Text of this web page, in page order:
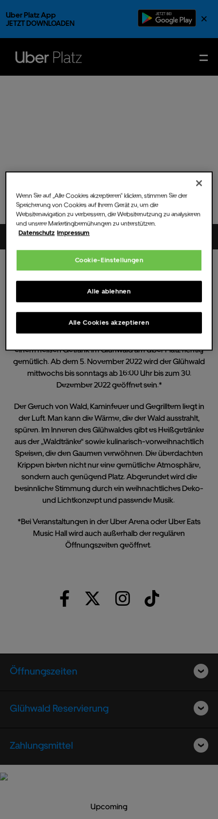
×
Uber Platz App
JETZT DOWNLOADEN
Mi.14.Dez.2022- Einlass
Uber Platz
2022
Berliner Glühwald
einem heißen Getränk im Glühwald am Uber Platz richtig
gemütlich. Ab dem 5. November 2022 wird der Glühwald
mittwochs bis sonntags ab 16:00 Uhr bis zum 30.
Dezember 2022 geöffnet sein.*
Der Geruch von Wald, Kaminfeuer und Gegrilltem liegt in
der Luft. Man kann die Wärme, die der Wald ausstrahlt,
spüren. Im Inneren des Glühwaldes gibt es Heißgetränke
aus der „Waldtränke“ sowie kulinarisch-vorweihnachtlich
Speisen, die den Gaumen verwöhnen. Die überdachten
Krippen bieten nicht nur eine gemütliche Atmosphäre,
sondern auch genügend Platz. Abgerundet wird die
besinnliche Stimmung durch ein weihnachtliches Deko-
und Lichtkonzept und passende Musik.
*Bei Veranstaltungen in der Uber Arena oder Uber Eats
Music Hall wird auch außerhalb der regulären
Öffnungszeiten geöffnet.
Öffnungszeiten
Glühwald Reservierung
Zahlungsmittel
Upcoming
Wenn Sie auf „Alle Cookies akzeptieren“ klicken, stimmen Sie der
Speicherung von Cookies auf Ihrem Gerät zu, um die
Websitenavigation zu verbessern, die Websitenutzung zu analysieren
und unsere Marketingbemühungen zu unterstützen.
Datenschutz Impressum
Cookie-Einstellungen
Alle ablehnen
Alle Cookies akzeptieren